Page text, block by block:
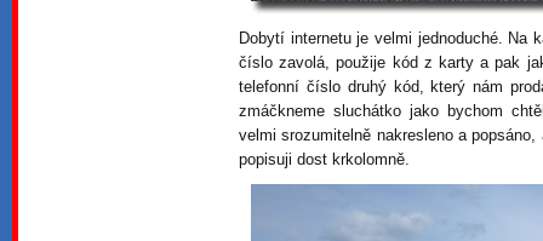
Dobytí internetu je velmi jednoduché.
číslo zavolá, použije kód z karty a pak
telefonní číslo druhý kód, který nám
zmáčkneme sluchátko jako bychom
velmi srozumitelně nakresleno a
popisuji dost krkolomně.